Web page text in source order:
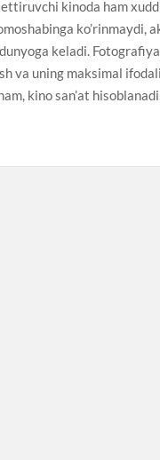
kinoda ham
ko’rinmaydi,
keladi.
va uning maksimal
kino san’at